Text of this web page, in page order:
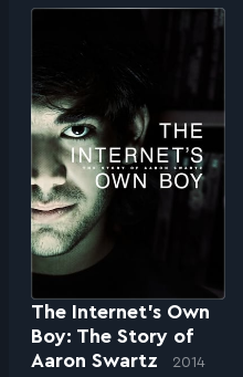
The Internet’s Own
Boy: The Story of
Aaron Swartz
2014